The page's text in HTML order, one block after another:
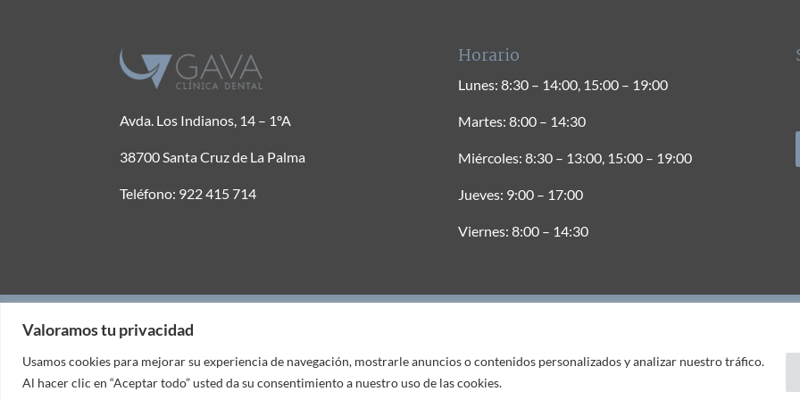
Valoramos tu privacidad
Usamos cookies para mejorar su experiencia de navegación, mostrarle anuncios o contenidos personalizados y analizar nuestro tráfico.
Al hacer clic en “Aceptar todo” usted da su consentimiento a nuestro uso de las cookies.
Valoramos tu privacidad
Usamos cookies para mejorar su experiencia de navegación, mostrarle anuncios o contenidos personalizados y analizar nuestro tráfico.
Al hacer clic en “Aceptar todo” usted da su consentimiento a nuestro uso de las cookies.
Avda. Los Indianos, 14 – 1ºA
38700 Santa Cruz de La Palma
Teléfono: 922 415 714
Horario
Lunes: 8:30 – 14:00, 15:00 – 19:00
Martes: 8:00 – 14:30
Miércoles: 8:30 – 13:00, 15:00 – 19:00
Jueves: 9:00 – 17:00
Viernes: 8:00 – 14:30